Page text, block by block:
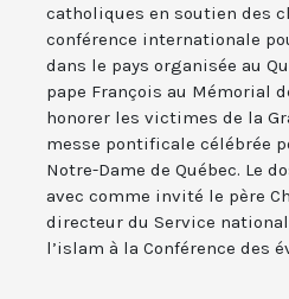
catholiques en soutien des
conférence internationale
dans le pays organisée au
pape François au Mémorial
honorer les victimes de la
messe pontificale célébrée
Notre-Dame de Québec. Le
avec comme invité le père
directeur du Service
l’islam à la Conférence des